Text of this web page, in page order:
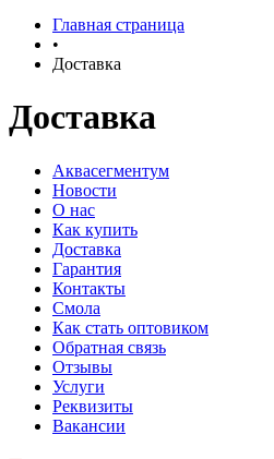
Главная страница
•
Доставка
Доставка
Аквасегментум
Новости
О нас
Как купить
Доставка
Гарантия
Контакты
Смола
Как стать оптовиком
Обратная связь
Отзывы
Услуги
Реквизиты
Вакансии